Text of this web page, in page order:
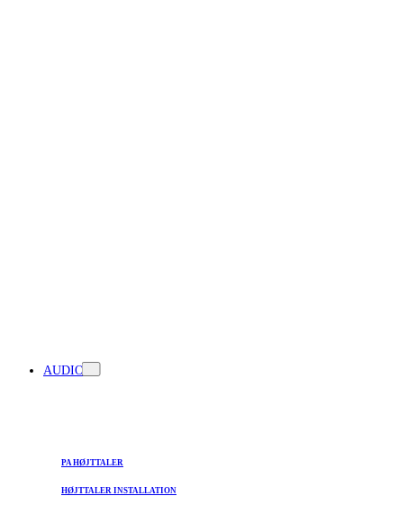
AUDIO
PA HØJTTALER
HØJTTALER INSTALLATION